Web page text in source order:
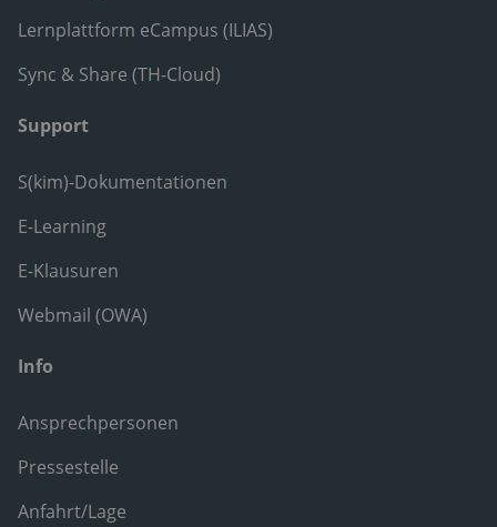
Lernplattform eCampus (ILIAS)
Sync & Share (TH-Cloud)
Support
S(kim)-Dokumentationen
E-Learning
E-Klausuren
Webmail (OWA)
Info
Ansprechpersonen
Pressestelle
Anfahrt/Lage